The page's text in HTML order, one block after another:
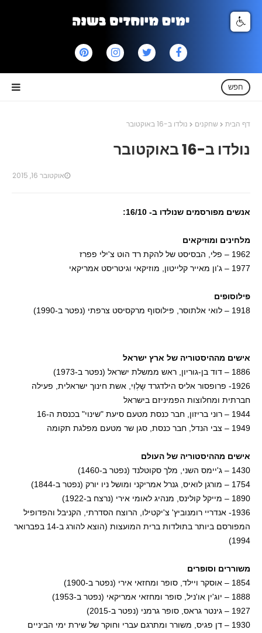
חפש
דף הבית שחקנים נולדו ב-16 באוקטובר
נולדו ב-16 באוקטובר
אוקטובר 16, 2015
אנשים מפורסמים שנולדו ב- 16/10:
מלחינים ומוזיקאים
1962 – פלי, הבסיסט של להקת רד הוט צ'ילי פפרז
1977 – ג'ון מאייר קלייטון, מוזיקאי וגיטריסט אמריקאי
פילוסופים
1918 – לואי אלתוסר, פילוסוף מרקסיסט צרפתי (נפטר ב-1990)
אישים מההיסטוריה של ארץ ישראל
1886 – דוד בן-גוריון, ראש ממשלת ישראל (נפטר ב-1973)
1926- פרופסור אליס הילדגרד שָלְוִי, אשת חינוך ישראלית, פעילה
חברתית ומחלוצות הפמיניזם בישראל
1944 – רוני בריזון, חבר כנסת מטעם סיעת "שינוי" בכנסת ה-16
1949 – צבי הנדל, חבר כנסת, סגן שר מטעם מפלגת תקומה
אישים מההיסטוריה של העולם
1430 – ג'יימס השני, מלך סקוטלנד (נפטר ב-1460)
1754 – מורגן לואיס, גנרל אמריקני ומושל ניו יורק (נפטר ב-1844)
1890 – מייקל קולינס, מנהיג לאומי אירי (נרצח ב-1922)
1936- אנדריי רומנוביץ' צ'יקטילו, הרוצח הסדרתי, הקניבל והפדופיל
המפורסם ביותר בתולדות ברית המועצות (הוצא להורג ב-14 בפברואר
1994)
משוררים וסופרים
1854 – אוסקר ויילד, סופר ומחזאי אירי (נפטר ב-1900)
1888 – יוג'ין או'ניל, סופר ומחזאי אמריקאי (נפטר ב-1953)
1927 – גינטר גראס, סופר גרמני (נפטר ב-2015)
1930 – דן פגיס, משורר ומתרגם עברי וחוקר של שירת ימי הביניים